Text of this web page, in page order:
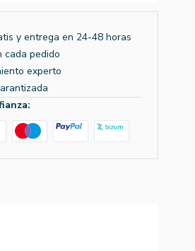
y entrega en 24-48 horas
cada pedido
experto